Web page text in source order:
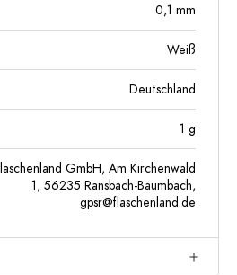
0,1 mm
Weiß
Deutschland
1 g
GmbH, Am Kirchenwald
1, 56235 Ransbach-Baumbach,
gpsr@flaschenland.de